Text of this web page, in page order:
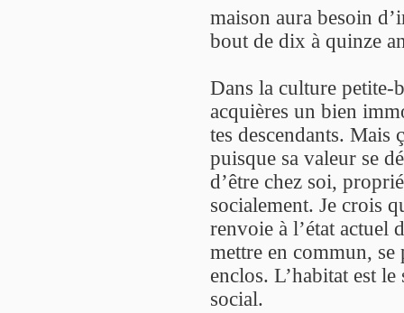
maison aura besoin
bout de dix à quinze
Dans la culture petite-
acquières un bien
tes descendants.
puisque sa valeur se
d’être chez soi,
socialement. Je crois
renvoie à l’état actuel
mettre en commun, se
enclos. L’habitat est
social.